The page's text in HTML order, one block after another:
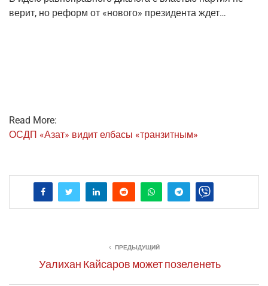
верит, но реформ от «ново­го» пре­зи­ден­та ждет…
Read More:
ОСДП «Азат» видит елба­сы «тран­зит­ным»
ПРЕДЫДУЩИЙ
Уалихан Кайсаров может позеленеть